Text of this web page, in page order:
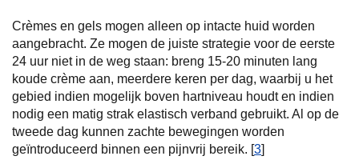
Crèmes en gels mogen alleen op intacte huid worden
aangebracht. Ze mogen de juiste strategie voor de eerste
24 uur niet in de weg staan: breng 15-20 minuten lang
koude crème aan, meerdere keren per dag, waarbij u het
gebied indien mogelijk boven hartniveau houdt en indien
nodig een matig strak elastisch verband gebruikt. Al op de
tweede dag kunnen zachte bewegingen worden
geïntroduceerd binnen een pijnvrij bereik. [3]